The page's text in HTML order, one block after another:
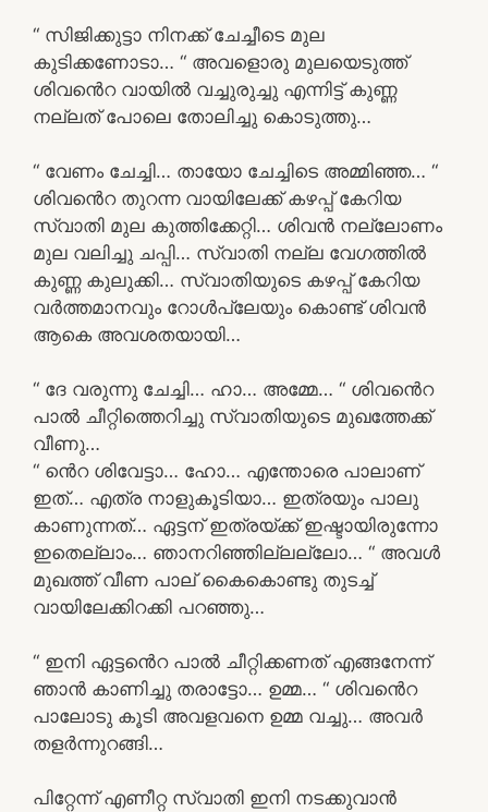
“ സിജിക്കുട്ടാ നിനക്ക് ചേച്ചീടെ മുല
കുടിക്കണോടാ… “ അവളൊരു മുലയെടുത്ത്
ശിവൻെറ വായിൽ വച്ചുരുച്ചു എന്നിട്ട് കുണ്ണ
നല്ലത് പോലെ തോലിച്ചു കൊടുത്തു…
“ വേണം ചേച്ചി… തായോ ചേച്ചിടെ അമ്മിഞ്ഞ… “
ശിവൻെറ തുറന്ന വായിലേക്ക് കഴപ്പ് കേറിയ
സ്വാതി മുല കുത്തിക്കേറ്റി… ശിവൻ നല്ലോണം
മുല വലിച്ചു ചപ്പി… സ്വാതി നല്ല വേഗത്തിൽ
കുണ്ണ കുലുക്കി… സ്വാതിയുടെ കഴപ്പ് കേറിയ
വർത്തമാനവും റോൾപ്ലേയും കൊണ്ട് ശിവൻ
ആകെ അവശതയായി…
“ ദേ വരുന്നു ചേച്ചി… ഹാ… അമ്മേ… “ ശിവൻെറ
പാൽ ചീറ്റിത്തെറിച്ചു സ്വാതിയുടെ മുഖത്തേക്ക്
വീണു…
“ ൻെറ ശിവേട്ടാ… ഹോ… എന്തോരെ പാലാണ്
ഇത്… എത്ര നാളുകൂടിയാ… ഇത്രയും പാലു
കാണുന്നത്… ഏട്ടന് ഇത്രയ്ക്ക് ഇഷ്ടായിരുന്നോ
ഇതെല്ലാം… ഞാനറിഞ്ഞില്ലല്ലോ… “ അവൾ
മുഖത്ത് വീണ പാല് കൈകൊണ്ടു തുടച്ച്
വായിലേക്കിറക്കി പറഞ്ഞു…
“ ഇനി ഏട്ടൻെറ പാൽ ചീറ്റിക്കണത് എങ്ങനേന്ന്
ഞാൻ കാണിച്ചു തരാട്ടോ… ഉമ്മ… “ ശിവൻെറ
പാലോടു കൂടി അവളവനെ ഉമ്മ വച്ചു… അവർ
തളർന്നുറങ്ങി…
പിറ്റേന്ന് എണീറ്റ സ്വാതി ഇനി നടക്കുവാൻ